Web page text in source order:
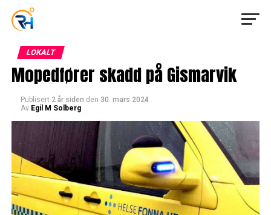
LOKALT
Mopedfører skadd på Gismarvik
Publisert 2 år siden den 30. mars 2024
Av Egil M Solberg